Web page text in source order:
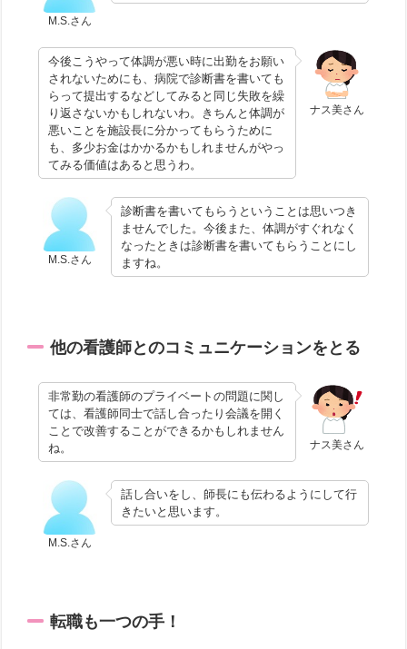
M.S.さん
ナス美さん
今後こうやって体調が悪い時に出勤をお願い
されないためにも、病院で診断書を書いても
らって提出するなどしてみると同じ失敗を繰
り返さないかもしれないわ。きちんと体調が
悪いことを施設長に分かってもらうために
も、多少お金はかかるかもしれませんがやっ
てみる価値はあると思うわ。
M.S.さん
診断書を書いてもらうということは思いつき
ませんでした。今後また、体調がすぐれなく
なったときは診断書を書いてもらうことにし
ますね。
他の看護師とのコミュニケーションをとる
ナス美さん
非常勤の看護師のプライベートの問題に関し
ては、看護師同士で話し合ったり会議を開く
ことで改善することができるかもしれません
ね。
M.S.さん
話し合いをし、師長にも伝わるようにして行
きたいと思います。
転職も一つの手！